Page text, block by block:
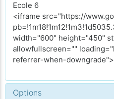
Ecole 6
<iframe src="https://
width="600" height="450"
allowfullscreen=""
referrer-when-
Options